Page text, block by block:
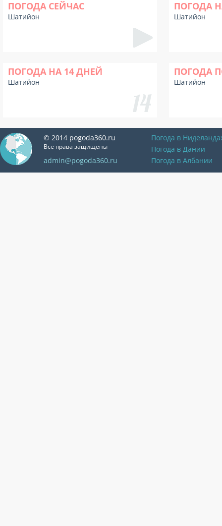
ПОГОДА СЕЙЧАС
Шатийон
ПОГОДА
Шатийон
ПОГОДА НА 14 ДНЕЙ
Шатийон
ПОГОДА
Шатийон
© 2014 pogoda360.ru
Все права защищены
admin@pogoda360.ru
Погода в
Погода в Дании
Погода в Албании